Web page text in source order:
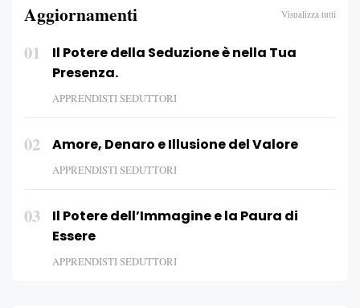
Aggiornamenti Visualizza tutti
01
Il Potere della Seduzione è nella Tua
Presenza.
APPRENDISTI SEDUTTORI
02 Amore, Denaro e Illusione del Valore
APPRENDISTI SEDUTTORI
03
Il Potere dell’Immagine e la Paura di
Essere
APPRENDISTI SEDUTTORI